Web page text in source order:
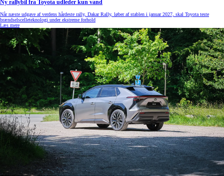
Ny rallybil fra Toyota udleder kun vand
Når næste udgave af verdens hårdeste rally, Dakar Rally, løber af stablen i januar 2027, skal Toyota teste
brændselscelleteknologi under ekstreme forhold
Læs mere